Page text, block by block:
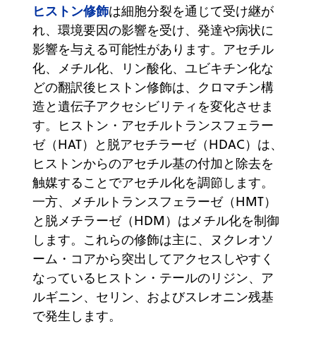
ヒストン修飾は細胞分裂を通じて受け継が
れ、環境要因の影響を受け、発達や病状に
影響を与える可能性があります。アセチル
化、メチル化、リン酸化、ユビキチン化な
どの翻訳後ヒストン修飾は、クロマチン構
造と遺伝子アクセシビリティを変化させま
す。ヒストン・アセチルトランスフェラー
ゼ（HAT）と脱アセチラーゼ（HDAC）は、
ヒストンからのアセチル基の付加と除去を
触媒することでアセチル化を調節します。
一方、メチルトランスフェラーゼ（HMT）
と脱メチラーゼ（HDM）はメチル化を制御
します。これらの修飾は主に、ヌクレオソ
ーム・コアから突出してアクセスしやすく
なっているヒストン・テールのリジン、ア
ルギニン、セリン、およびスレオニン残基
で発生します。